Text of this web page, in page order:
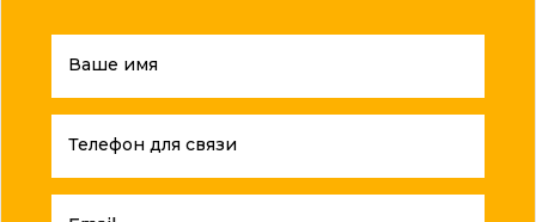
Ваше имя
Телефон для связи